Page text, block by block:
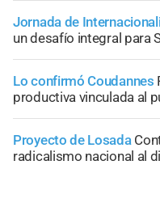
Jornada de
un desafío integral para
Lo confirmó Coudannes
productiva vinculada al
Proyecto de Losada
radicalismo nacional al